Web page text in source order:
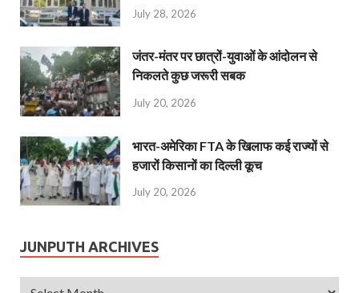
July 28, 2026
जंतर-मंतर पर छात्रों-युवाओं के आंदोलन से
निकलते कुछ जरूरी सबक
July 20, 2026
भारत-अमेरिका FTA के खिलाफ कई राज्यों से
हजारों किसानों का दिल्ली कूच
July 20, 2026
JUNPUTH ARCHIVES